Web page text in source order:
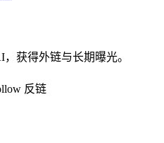
获得外链与长期曝光。
反链